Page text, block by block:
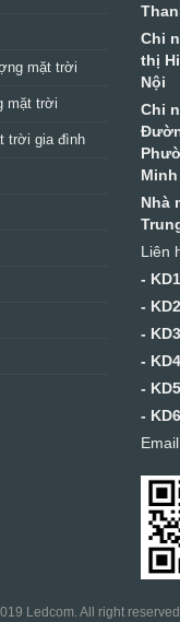
mặt trời
mặt trời
trời gia đình
Chi
thị
Nội
Chi
Minh
Nhà
Liên
-
-
-
-
-
-
Ledcom. All right